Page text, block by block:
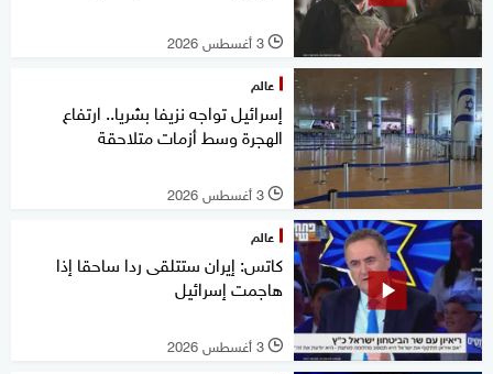
l 3 أغسطس 2026
عالم
إسرائيل تواجه نزيفا بشريا.. ارتفاع
الهجرة وسط أزمات متلاحقة
l 3 أغسطس 2026
عالم
كاتس: إيران ستتلقى ردا ساحقا إذا
هاجمت إسرائيل
l 3 أغسطس 2026